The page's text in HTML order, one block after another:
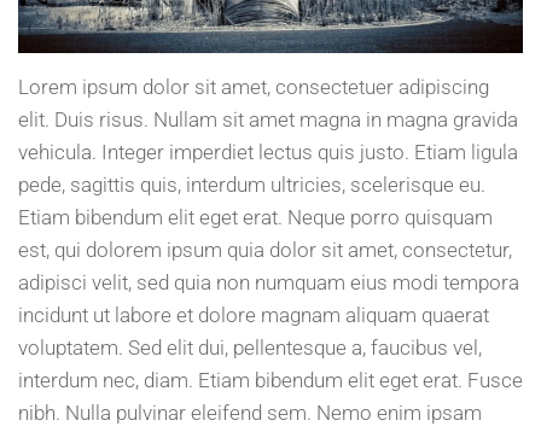
Lorem ipsum dolor sit amet, consectetuer adipiscing
elit. Duis risus. Nullam sit amet magna in magna gravida
vehicula. Integer imperdiet lectus quis justo. Etiam ligula
pede, sagittis quis, interdum ultricies, scelerisque eu.
Etiam bibendum elit eget erat. Neque porro quisquam
est, qui dolorem ipsum quia dolor sit amet, consectetur,
adipisci velit, sed quia non numquam eius modi tempora
incidunt ut labore et dolore magnam aliquam quaerat
voluptatem. Sed elit dui, pellentesque a, faucibus vel,
interdum nec, diam. Etiam bibendum elit eget erat. Fusce
nibh. Nulla pulvinar eleifend sem. Nemo enim ipsam